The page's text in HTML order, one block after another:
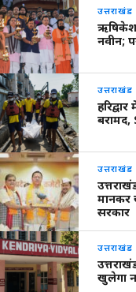
उत्तराखंड
ऋषिकेश
नवीन;
उत्तराखंड
उत्तराखंड
मानकर
सरकार
उत्तराखंड
खुलेगा